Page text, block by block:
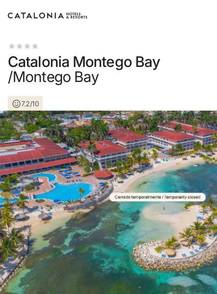
Inicie sessão na sua conta
LOGIN
Esqueceu-se da palavra-passe?
ou utilize uma destas opções
Entre com o Google
Iniciar sessão apenas com e-mail
Você ainda não se cadastrou ?
Criar uma conta
Desfrute dos benefícios de fazer parte de
Catalonia Montego Bay
/Montego Bay
7.2/10